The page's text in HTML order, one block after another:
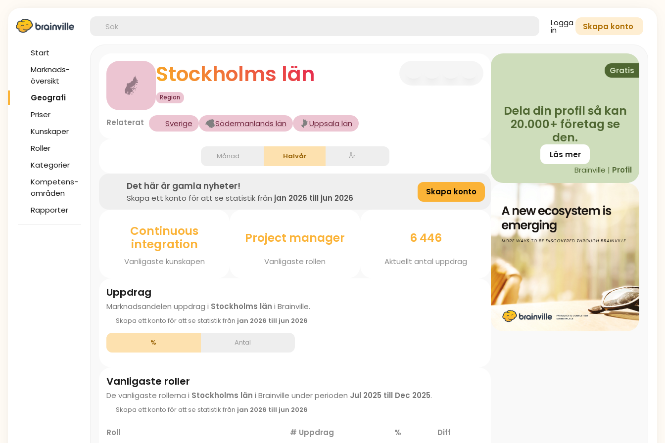
Start
Marknads-
översikt
Geografi
Priser
Kunskaper
Roller
Kategorier
Kompetens-
områden
Rapporter
Logga
in Skapa konto
Stockholms län
Region
Relaterat Sverige Södermanlands län Uppsala län
Månad Halvår År
Det här är gamla nyheter!
Skapa ett konto för att se statistik från jan 2026 till jun 2026
Skapa konto
Continuous
integration
Vanligaste kunskapen
Project manager
Vanligaste rollen
6 446
Aktuellt antal uppdrag
Uppdrag
Marknadsandelen uppdrag i Stockholms län i Brainville.
Skapa ett konto för att se statistik från jan 2026 till jun 2026
% Antal
Vanligaste roller
De vanligaste rollerna i Stockholms län i Brainville under perioden Jul 2025 till Dec 2025.
Skapa ett konto för att se statistik från jan 2026 till jun 2026
Roll # Uppdrag % Diff
Gratis
Dela din profil så kan
20.000+ företag se
den.
Läs mer
Brainville | Profil